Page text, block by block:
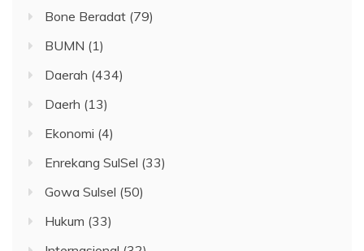
Bone Beradat (79)
BUMN (1)
Daerah (434)
Daerh (13)
Ekonomi (4)
Enrekang SulSel (33)
Gowa Sulsel (50)
Hukum (33)